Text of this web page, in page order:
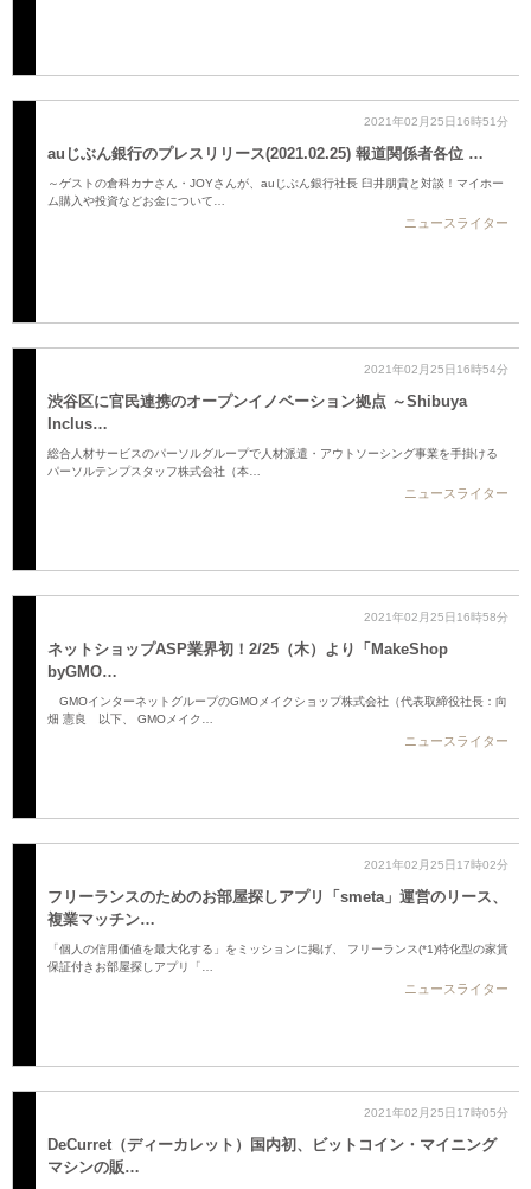
2021年02月25日16時51分
auじぶん銀行のプレスリリース(2021.02.25) 報道関係者各位 …
～ゲストの倉科カナさん・JOYさんが、auじぶん銀行社長 臼井朋貴と対談！マイホー
ム購入や投資などお金について…
ニュースライター
2021年02月25日16時54分
渋谷区に官民連携のオープンイノベーション拠点 ～Shibuya
Inclus…
総合人材サービスのパーソルグループで人材派遣・アウトソーシング事業を手掛ける
パーソルテンプスタッフ株式会社（本…
ニュースライター
2021年02月25日16時58分
ネットショップASP業界初！2/25（木）より「MakeShop
byGMO…
GMOインターネットグループのGMOメイクショップ株式会社（代表取締役社長：向
畑 憲良 以下、 GMOメイク…
ニュースライター
2021年02月25日17時02分
フリーランスのためのお部屋探しアプリ「smeta」運営のリース、
複業マッチン…
「個人の信用価値を最大化する」をミッションに掲げ、 フリーランス(*1)特化型の家賃
保証付きお部屋探しアプリ「…
ニュースライター
2021年02月25日17時05分
DeCurret（ディーカレット）国内初、ビットコイン・マイニング
マシンの販…